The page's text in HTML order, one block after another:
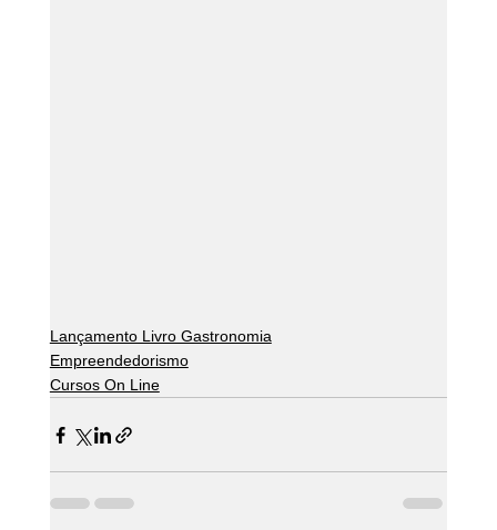
Lançamento Livro Gastronomia
Empreendedorismo
Cursos On Line